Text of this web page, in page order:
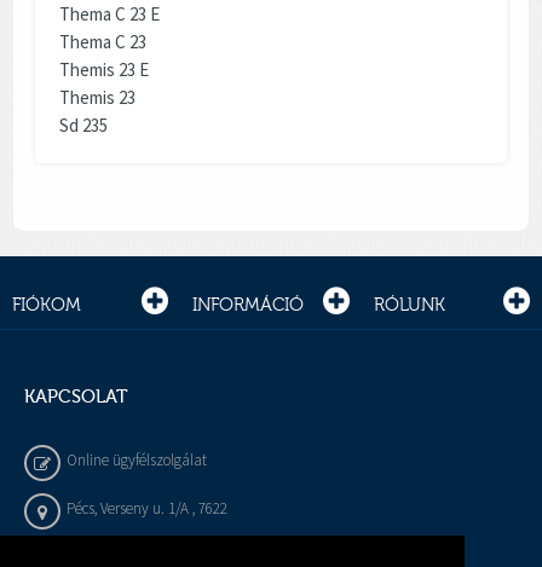
Thema C 23 E
Thema C 23
Themis 23 E
Themis 23
Sd 235
FIÓKOM INFORMÁCIÓ RÓLUNK
KAPCSOLAT
Online ügyfélszolgálat
Pécs, Verseny u. 1/A , 7622